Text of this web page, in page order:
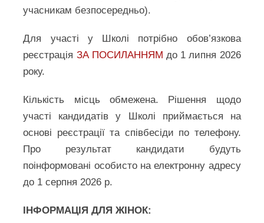
учасникам безпосередньо).
Для участі у Школі потрібно обов’язкова
реєстрація ЗА ПОСИЛАННЯМ до 1 липня 2026
року.
Кількість місць обмежена. Рішення щодо
участі кандидатів у Школі приймається на
основі реєстрації та співбесіди по телефону.
Про результат кандидати будуть
поінформовані особисто на електронну адресу
до 1 серпня 2026 р.
ІНФОРМАЦІЯ ДЛЯ ЖІНОК: